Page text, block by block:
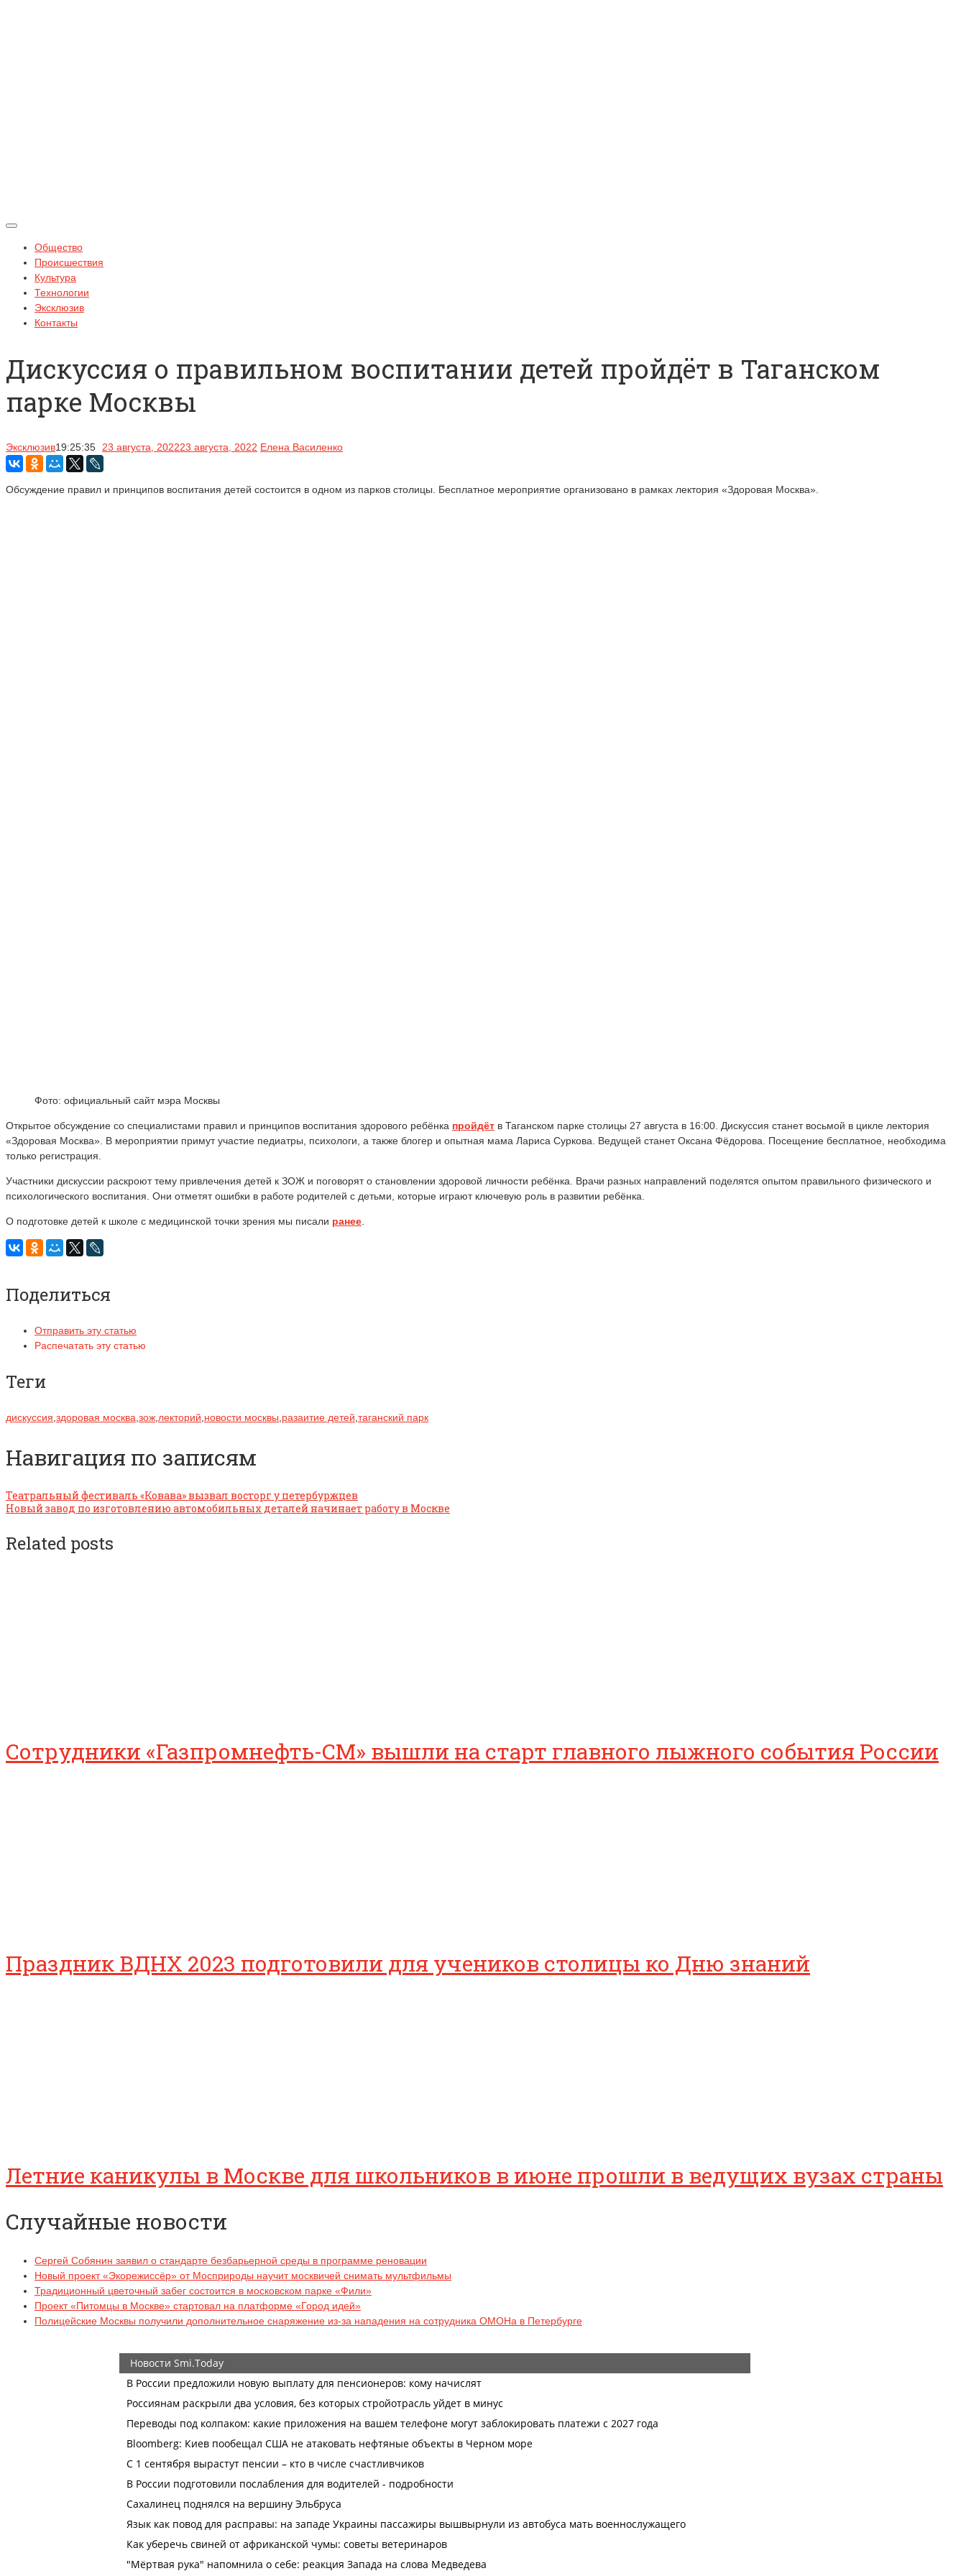
Общество
Происшествия
Культура
Технологии
Эксклюзив
Контакты
Дискуссия о правильном воспитании детей пройдёт в Таганском
парке Москвы
Эксклюзив19:25:35 23 августа, 202223 августа, 2022 Елена Василенко
Обсуждение правил и принципов воспитания детей состоится в одном из парков столицы. Бесплатное мероприятие организовано в рамках лектория «Здоровая Москва».
Фото: официальный сайт мэра Москвы
Открытое обсуждение со специалистами правил и принципов воспитания здорового ребёнка пройдёт в Таганском парке столицы 27 августа в 16:00. Дискуссия станет восьмой в цикле лектория
«Здоровая Москва». В мероприятии примут участие педиатры, психологи, а также блогер и опытная мама Лариса Суркова. Ведущей станет Оксана Фёдорова. Посещение бесплатное, необходима
только регистрация.
Участники дискуссии раскроют тему привлечения детей к ЗОЖ и поговорят о становлении здоровой личности ребёнка. Врачи разных направлений поделятся опытом правильного физического и
психологического воспитания. Они отметят ошибки в работе родителей с детьми, которые играют ключевую роль в развитии ребёнка.
О подготовке детей к школе с медицинской точки зрения мы писали ранее
Поделиться
Отправить эту статью
Распечатать эту статью
Теги
дискуссия здоровая москва зож лекторий новости москвы разаитие детей таганский парк
Навигация по записям
Театральный фестиваль «Ковава» вызвал восторг у петербуржцев
Новый завод по изготовлению автомобильных деталей начинает работу в Москве
Related posts
Сотрудники «Газпромнефть-СМ» вышли на старт главного лыжного события России
Праздник ВДНХ 2023 подготовили для учеников столицы ко Дню знаний
Летние каникулы в Москве для школьников в июне прошли в ведущих вузах страны
Случайные новости
Сергей Собянин заявил о стандарте безбарьерной среды в программе реновации
Новый проект «Экорежиссёр» от Мосприроды научит москвичей снимать мультфильмы
Традиционный цветочный забег состоится в московском парке «Фили»
Проект «Питомцы в Москве» стартовал на платформе «Город идей»
Полицейские Москвы получили дополнительное снаряжение из-за нападения на сотрудника ОМОНа в Петербурге